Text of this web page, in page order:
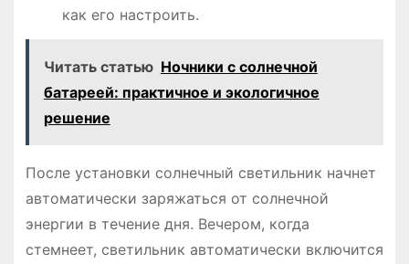
как его настроить.
Читать статью Ночники с солнечной
батареей: практичное и экологичное
решение
После установки солнечный светильник начнет
автоматически заряжаться от солнечной
энергии в течение дня. Вечером, когда
стемнеет, светильник автоматически включится